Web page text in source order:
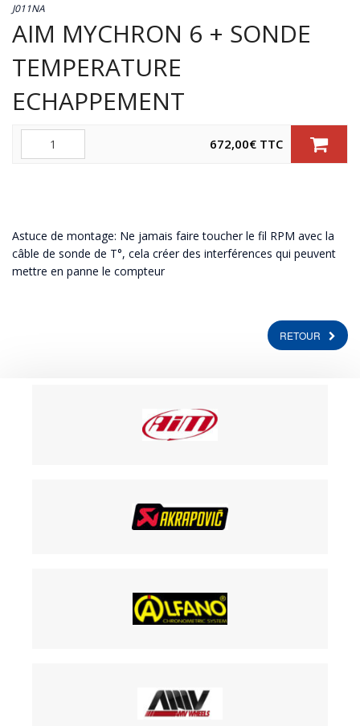
J011NA
AIM MYCHRON 6 + SONDE
TEMPERATURE
ECHAPPEMENT
Quantité 672,00€ TTC
Astuce de montage: Ne jamais faire toucher le fil RPM avec la
câble de sonde de T°, cela créer des interférences qui peuvent
mettre en panne le compteur
RETOUR